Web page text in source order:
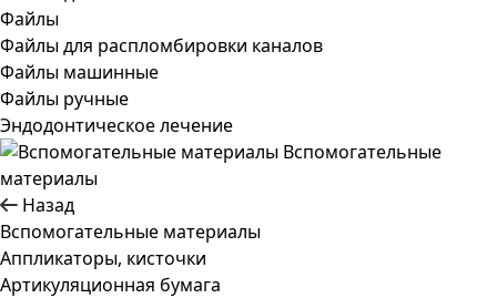
Файлы
Файлы для распломбировки каналов
Файлы машинные
Файлы ручные
Эндодонтическое лечение
Вспомогательные
материалы
Назад
Вспомогательные материалы
Аппликаторы, кисточки
Артикуляционная бумага